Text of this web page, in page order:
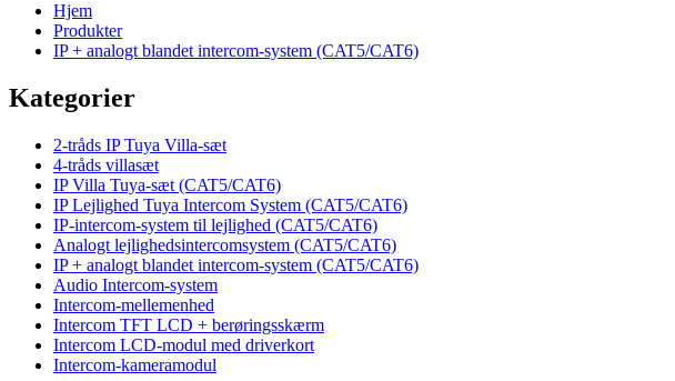
Hjem
Produkter
IP + analogt blandet intercom-system (CAT5/CAT6)
Kategorier
2-tråds IP Tuya Villa-sæt
4-tråds villasæt
IP Villa Tuya-sæt (CAT5/CAT6)
IP Lejlighed Tuya Intercom System (CAT5/CAT6)
IP-intercom-system til lejlighed (CAT5/CAT6)
Analogt lejlighedsintercomsystem (CAT5/CAT6)
IP + analogt blandet intercom-system (CAT5/CAT6)
Audio Intercom-system
Intercom-mellemenhed
Intercom TFT LCD + berøringsskærm
Intercom LCD-modul med driverkort
Intercom-kameramodul